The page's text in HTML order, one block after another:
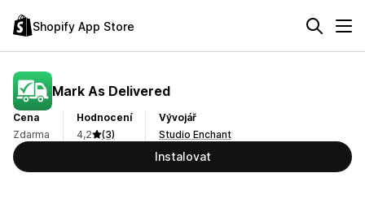
Shopify App Store
Mark As Delivered
Cena
Zdarma
Hodnocení
4,2
(3)
Vývojář
Studio Enchant
Instalovat